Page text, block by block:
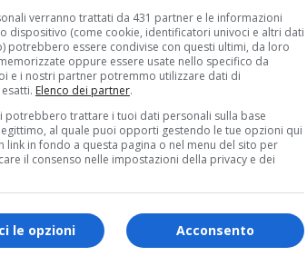
verranno trattati da 431 partner e le informazioni
dispositivo (come cookie, identificatori univoci e altri dati
potrebbero essere condivise con questi ultimi, da loro
oppure essere usate nello specifico da
e i nostri partner potremmo utilizzare dati di
Elenco dei partner.
potrebbero trattare i tuoi dati personali sulla base
al quale puoi opporti gestendo le tue opzioni qui
link in fondo a questa pagina o nel menu del sito per
il consenso nelle impostazioni della privacy e dei
Acconsento
le opzioni